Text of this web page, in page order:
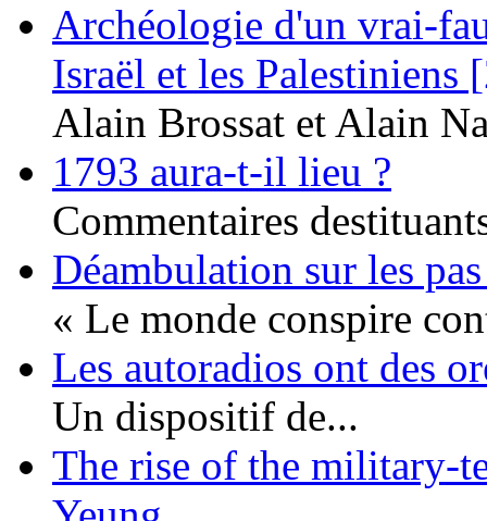
Archéologie d'un vrai-
Israël et les Palestiniens
Alain Brossat et Alain
1793 aura-t-il lieu ?
Commentaires
Déambulation sur les
« Le monde conspire
Les autoradios ont des
Un dispositif de...
The rise of the military-